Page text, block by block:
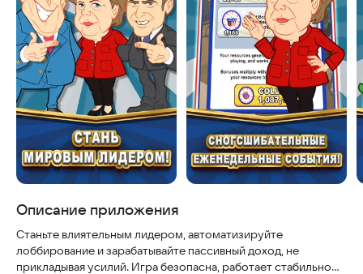
Описание приложения
Станьте влиятельным лидером, автоматизируйте
лоббирование и зарабатывайте пассивный доход, не
прикладывая усилий. Игра безопасна, работает стабильно